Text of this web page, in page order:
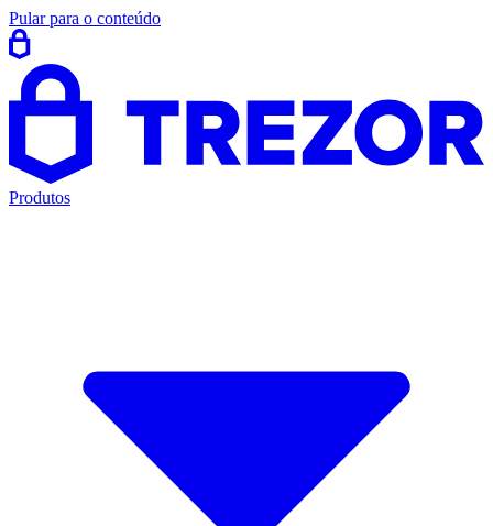
Pular para o conteúdo
Produtos